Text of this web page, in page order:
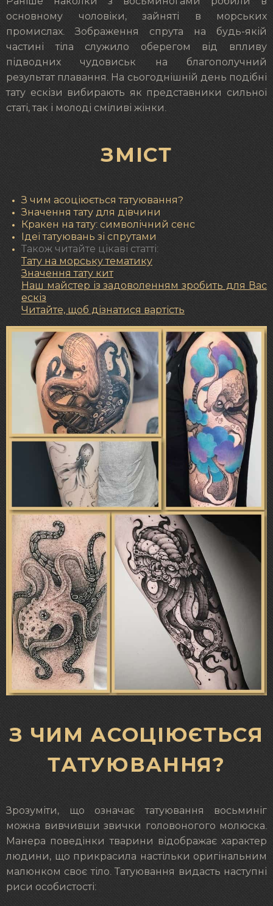
основному чоловіки, зайняті в морських
промислах. Зображення спрута на будь-якій
частині тіла служило оберегом від впливу
підводних чудовиськ на благополучний
результат плавання. На сьогоднішній день подібні
тату ескізи вибирають як представники сильної
статі, так і молоді сміливі жінки.
ЗМІСТ
З чим асоціюється татуювання?
Значення тату для дівчини
Кракен на тату: символічний сенс
Ідеї татуювань зі спрутами
Також читайте цікаві статті:
Тату на морську тематику
Значення тату кит
Наш майстер із задоволенням зробить для Вас
ескіз
Читайте, щоб дізнатися вартість
З ЧИМ АСОЦІЮЄТЬСЯ
ТАТУЮВАННЯ?
Зрозуміти, що означає татуювання восьминіг
можна вивчивши звички головоногого молюска.
Манера поведінки тварини відображає характер
людини, що прикрасила настільки оригінальним
малюнком своє тіло. Татуювання видасть наступні
риси особистості: